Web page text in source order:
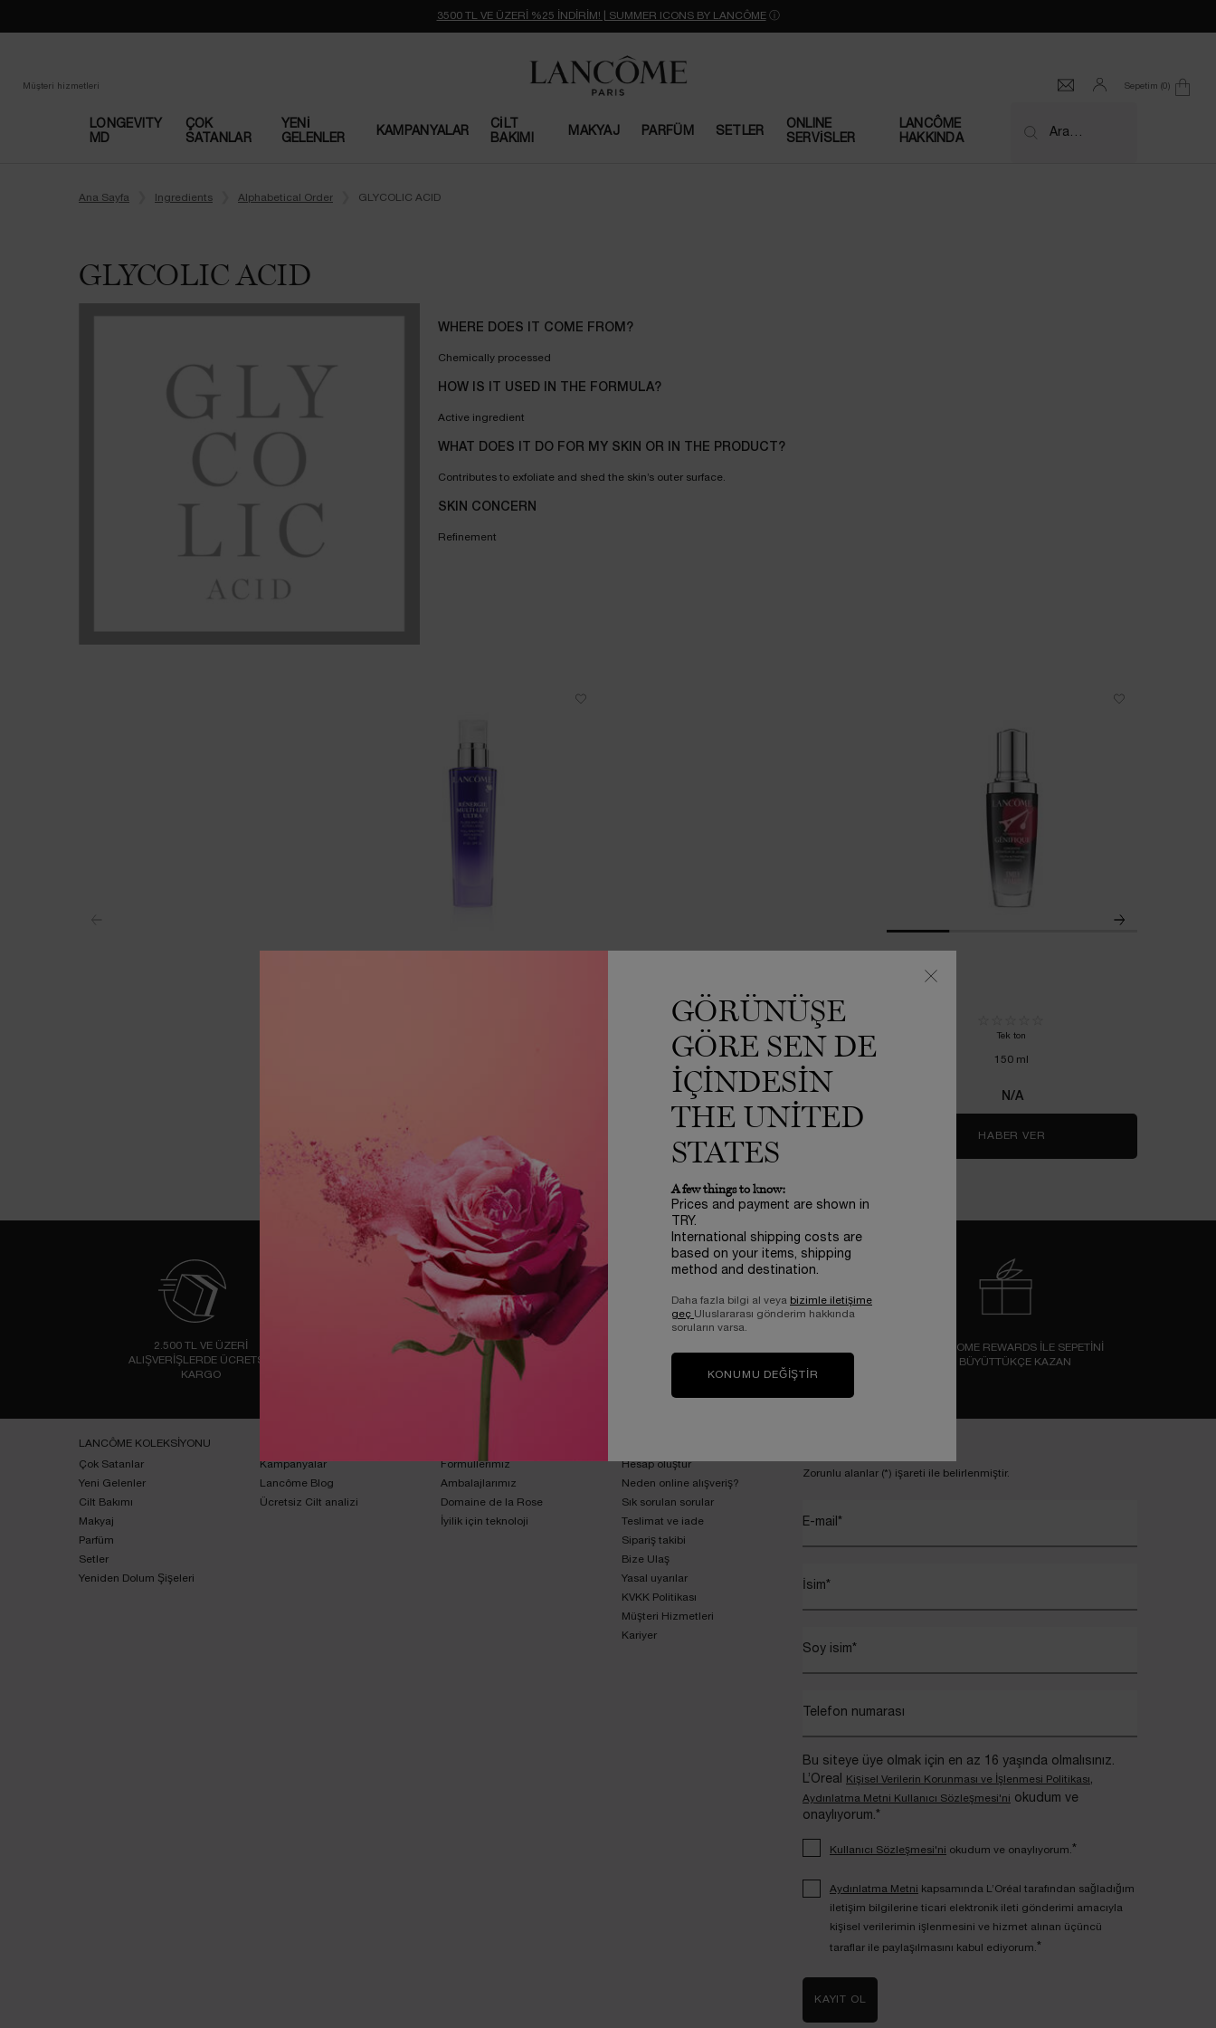
3500 TL VE ÜZERİ %25 İNDİRİM! | SUMMER ICONS BY LANCÔME ⓘ
Müşteri hizmetleri Sepetim 0
0 product in cart
LONGEVITY
MD
ÇOK
SATANLAR​
YENI
GELENLER
KAMPANYALAR
CILT
BAKIMI
MAKYAJ PARFÜM SETLER
ONLINE
SERVİSLER
LANCÔME
HAKKINDA
Ara…
Ana Sayfa Ingredients Alphabetical Order GLYCOLIC ACID
GLYCOLIC ACID
WHERE DOES IT COME FROM?
Chemically processed
HOW IS IT USED IN THE FORMULA?
Active ingredient
WHAT DOES IT DO FOR MY SKIN OR IN THE PRODUCT?
Contributes to exfoliate and shed the skin’s outer surface.
SKIN CONCERN
Refinement
STOKTA YOK
Tek ton
150 ml
N/A
HABER VER
2.500 TL VE ÜZERİ
ALIŞVERİŞLERDE ÜCRETSİZ
KARGO
ALIŞVERİŞİNİZE EK SÜRPRİZ 2
DENEME BOY ÜRÜN
LANCOME REWARDS İLE SEPETİNİ
BÜYÜTTÜKÇE KAZAN
LANCÔME KOLEKSİYONU
Çok Satanlar
Yeni Gelenler
Cilt Bakımı
Makyaj
Parfüm
Setler
Yeniden Dolum Şişeleri
Kampanyalar
Lancôme Blog
Ücretsiz Cilt analizi
Formüllerimiz
Ambalajlarımız
Domaine de la Rose
İyilik için teknoloji
Hesap oluştur
Neden online alışveriş?
Sık sorulan sorular
Teslimat ve iade
Sipariş takibi
Bize Ulaş
Yasal uyarılar
KVKK Politikası
Müşteri Hizmetleri
Kariyer
Zorunlu alanlar (*) işareti ile belirlenmiştir.
E-mail *
İsim*
Soy isim*
Telefon numarası
Bu siteye üye olmak için en az 16 yaşında olmalısınız.
L’Oreal
Kişisel Verilerin Korunması ve İşlenmesi Politikası,
Aydınlatma Metni Kullanıcı Sözleşmesi'ni okudum ve
onaylıyorum.*
Kullanıcı Sözleşmesi'ni okudum ve onaylıyorum.*
Aydınlatma Metni kapsamında L’Oréal tarafından sağladığım
iletişim bilgilerine ticari elektronik ileti gönderimi amacıyla
kişisel verilerimin işlenmesini ve hizmet alınan üçüncü
taraflar ile paylaşılmasını kabul ediyorum.*
KAYIT OL
GÖRÜNÜŞE
GÖRE SEN DE
IÇINDESIN
THE UNITED
STATES
A few things to know:
Prices and payment are shown in
TRY.
International shipping costs are
based on your items, shipping
method and destination.
Daha fazla bilgi al veya bizimle iletişime
geç Uluslararası gönderim hakkında
soruların varsa.
KONUMU DEĞIŞTIR